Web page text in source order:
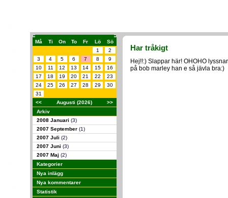
Må Ti On To Fr Lö
Sö
1
2
3
4 5 6 7 8
9
10
11 12 13 14 15
16
17
18 19 20 21 22
23
24
25 26 27 28 29
30
31
<<
Augusti (2026)
>>
Arkiv
2008 Januari (3)
2007 September (1)
2007 Juli (2)
2007 Juni (3)
2007 Maj (2)
Kategorier
Nya inlägg
Nya kommentarer
Statistik
Har tråkigt
Hej!!:) Slappar här! OHOHO lyssnar
på bob marley han e så jävla bra:)